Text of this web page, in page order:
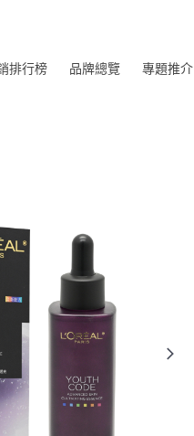
排行榜 品牌總覽 專題推介